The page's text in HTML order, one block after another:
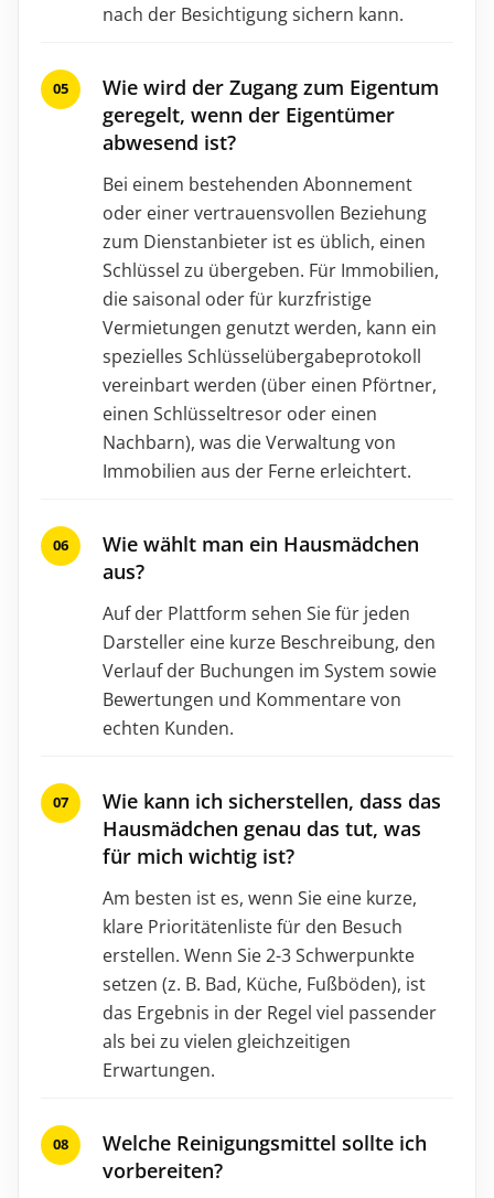
nach der Besichtigung sichern kann.
Wie wird der Zugang zum Eigentum
geregelt, wenn der Eigentümer
abwesend ist?
Bei einem bestehenden Abonnement
oder einer vertrauensvollen Beziehung
zum Dienstanbieter ist es üblich, einen
Schlüssel zu übergeben. Für Immobilien,
die saisonal oder für kurzfristige
Vermietungen genutzt werden, kann ein
spezielles Schlüsselübergabeprotokoll
vereinbart werden (über einen Pförtner,
einen Schlüsseltresor oder einen
Nachbarn), was die Verwaltung von
Immobilien aus der Ferne erleichtert.
Wie wählt man ein Hausmädchen
aus?
Auf der Plattform sehen Sie für jeden
Darsteller eine kurze Beschreibung, den
Verlauf der Buchungen im System sowie
Bewertungen und Kommentare von
echten Kunden.
Wie kann ich sicherstellen, dass das
Hausmädchen genau das tut, was
für mich wichtig ist?
Am besten ist es, wenn Sie eine kurze,
klare Prioritätenliste für den Besuch
erstellen. Wenn Sie 2-3 Schwerpunkte
setzen (z. B. Bad, Küche, Fußböden), ist
das Ergebnis in der Regel viel passender
als bei zu vielen gleichzeitigen
Erwartungen.
Welche Reinigungsmittel sollte ich
vorbereiten?